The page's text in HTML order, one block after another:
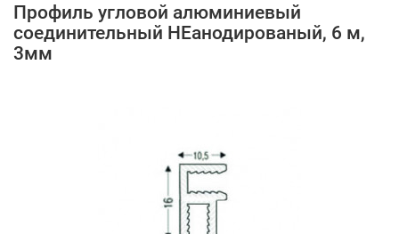
Профиль угловой алюминиевый
соединительный НЕанодированый, 6 м,
3мм